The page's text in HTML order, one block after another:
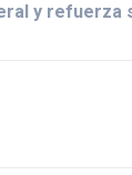
y refuerza